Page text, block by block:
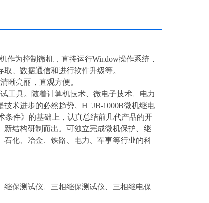
作为控制微机，直接运行Window操作系统，
、数据通信和进行软件升级等。
晰亮丽，直观方便。
工具。随着计算机技术、微电子技术、电力
术进步的必然趋势。HTJB-1000B微机继电
条件》的基础上，认真总结前几代产品的开
结构研制而出。可独立完成微机保护、继
化、冶金、铁路、电力、军事等行业的科
保测试仪、三相继保测试仪、三相继电保